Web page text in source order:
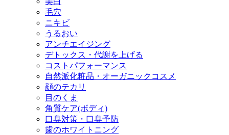
毛穴
ニキビ
うるおい
アンチエイジング
デトックス・代謝を上げる
コストパフォーマンス
自然派化粧品・オーガニックコスメ
顔のテカリ
目のくま
角質ケア(ボディ)
口臭対策・口臭予防
歯のホワイトニング